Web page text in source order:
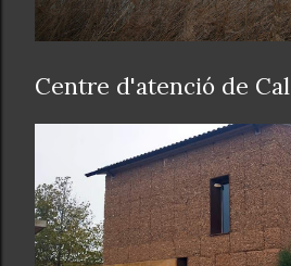
Centre d'atenció de